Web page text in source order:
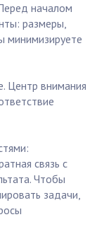
началом
размеры,
минимизируете
Центр внимания
связь с
Чтобы
задачи,